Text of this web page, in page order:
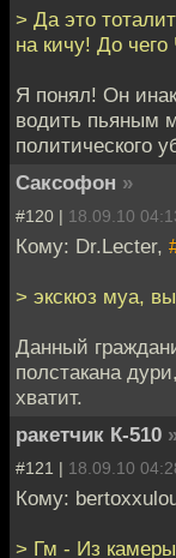
> Да это
на кичу! До
Я понял! Он
водить пьяным
политического
Саксофон »
#120 | 18.09.10
Кому: Dr.Lecter,
> экскюз муа, вы
Данный
полстакана
хватит.
ракетчик К-510
#121 | 18.09.10
Кому:
> Гм - Из